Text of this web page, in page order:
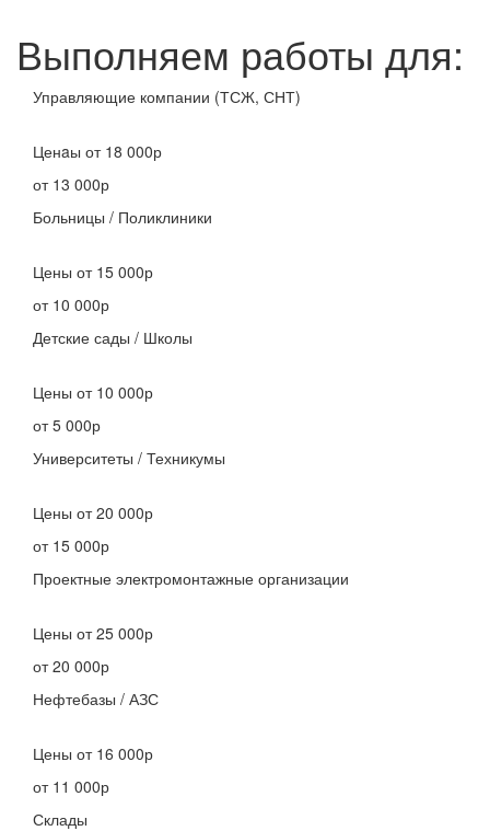
Выполняем работы для:
Управляющие компании (ТСЖ, СНТ)
Ценaы от 18 000р
от 13 000р
Больницы / Поликлиники
Цены от 15 000р
от 10 000р
Детские сады / Школы
Цены от 10 000р
от 5 000р
Университеты / Техникумы
Цены от 20 000р
от 15 000р
Проектные электромонтажные организации
Цены от 25 000р
от 20 000р
Нефтебазы / АЗС
Цены от 16 000р
от 11 000р
Склады